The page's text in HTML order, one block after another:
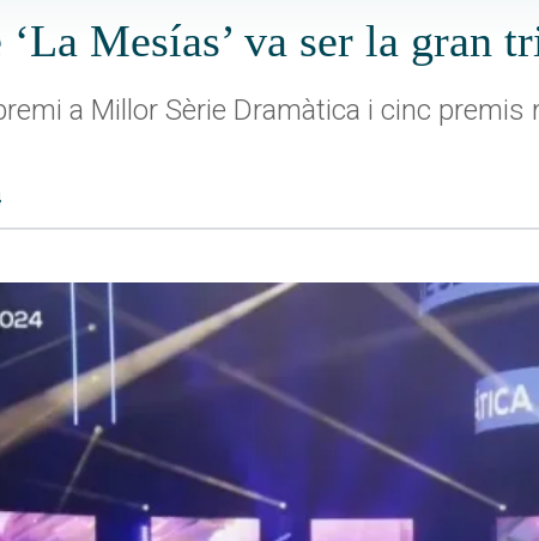
‘La Mesías’ va ser la gran
a Millor Sèrie Dramàtica i cinc premis